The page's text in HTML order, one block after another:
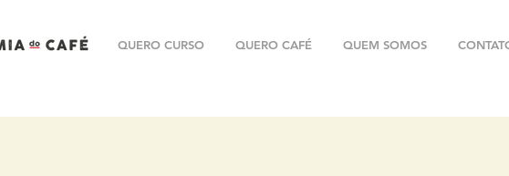
QUERO CURSO QUERO CAFÉ QUEM SOMOS